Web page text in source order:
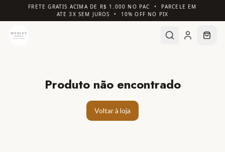
FRETE GRATIS ACIMA DE R$ 1.000 NO PAC • PARCELE EM
ATE 3X SEM JUROS • 10% OFF NO PIX
Produto não encontrado
Voltar à loja